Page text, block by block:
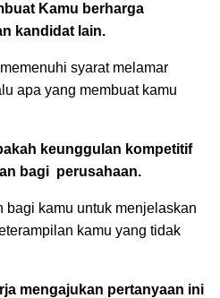
Kamu berharga
kandidat lain.
syarat melamar
apa yang membuat kamu
keunggulan kompetitif
bagi perusahaan.
bagi kamu untuk menjelaskan
kamu yang tidak
mengajukan pertanyaan ini